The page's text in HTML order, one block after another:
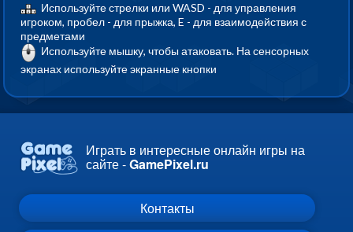
Используйте стрелки или WASD - для управления
игроком, пробел - для прыжка, E - для взаимодействия с
предметами
Используйте мышку, чтобы атаковать. На сенсорных
экранах используйте экранные кнопки
Играть в интересные онлайн игры на
сайте -GamePixel.ru
Контакты